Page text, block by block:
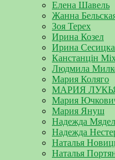
Елена Шавель
Жанна
Зоя Терех
Ирина Козел
Ирина
Канстанцін
Людмила
Мария Коляго
МАРИЯ
Мария
Мария Януш
Надежда
Надежда
Наталья
Наталья